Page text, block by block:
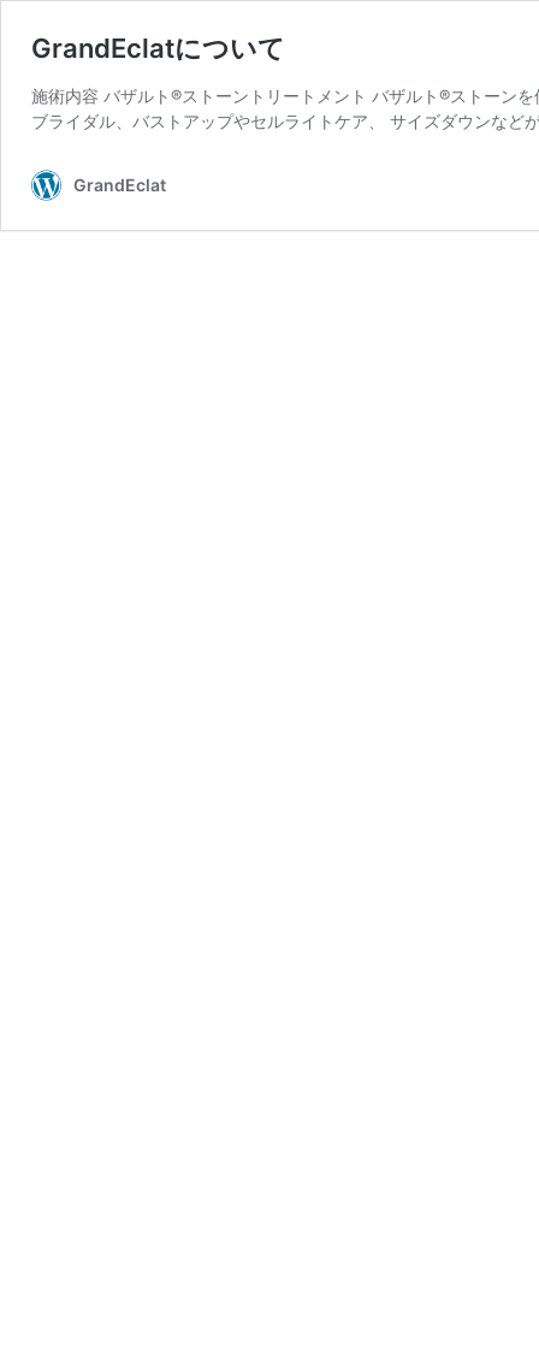
GrandEclatについて
施術内容 バザルト®︎ストーントリートメント バザルト®︎ストーン
ブライダル、バストアップやセルライトケア、 サイズダウンな
GrandEclat